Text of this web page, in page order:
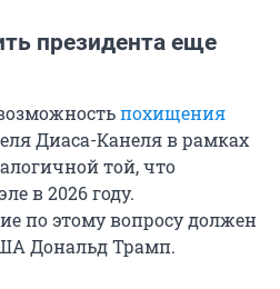
президента еще
похищения
Диаса-Канеля в рамках
той, что
в 2026 году.
по этому вопросу должен
Дональд Трамп.